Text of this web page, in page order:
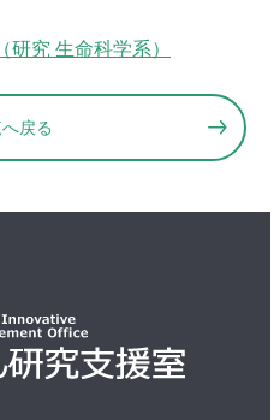
究 生命科学系）
戻る